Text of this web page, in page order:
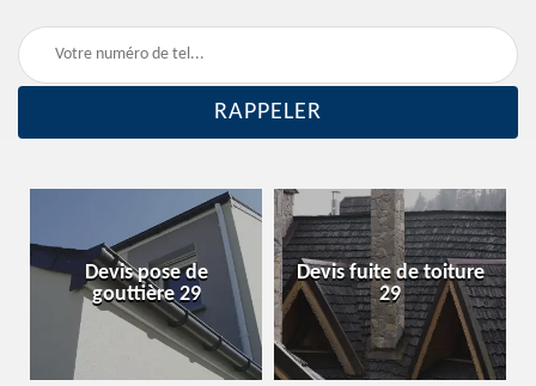
Devis fuite de toiture
29
Entreprise de toiture
29